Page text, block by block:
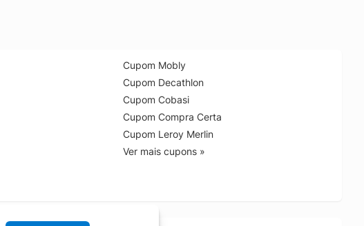
Cupom Mobly
Cupom Decathlon
Cupom Cobasi
Cupom Compra Certa
Cupom Leroy Merlin
Ver mais cupons »